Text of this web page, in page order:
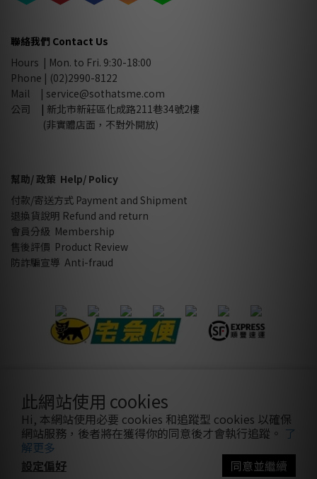
此網站使用 cookies
Hi, 本網站使用必要 cookies 和追蹤型 cookies 以確保
網站服務，後者將在獲得你的同意後才會執行追蹤。 了
解更多
設定偏好
同意並繼續
聯絡我們 Contact Us
Hours | Mon. to Fri. 9:30-18:00
Phone | (02)2990-8122
Mail | service@sothatsme.com
公司
| 新北市新莊區化成路211巷34號2樓
(非實體店面，不對外開放)
幫助/ 政策 Help/ Policy
付款/寄送方式 Payment and Shipment
退換貨說明 Refund and return
會員分級 Membership
售後評價 Product Review
防詐騙宣導 Anti-fraud
編:28927332